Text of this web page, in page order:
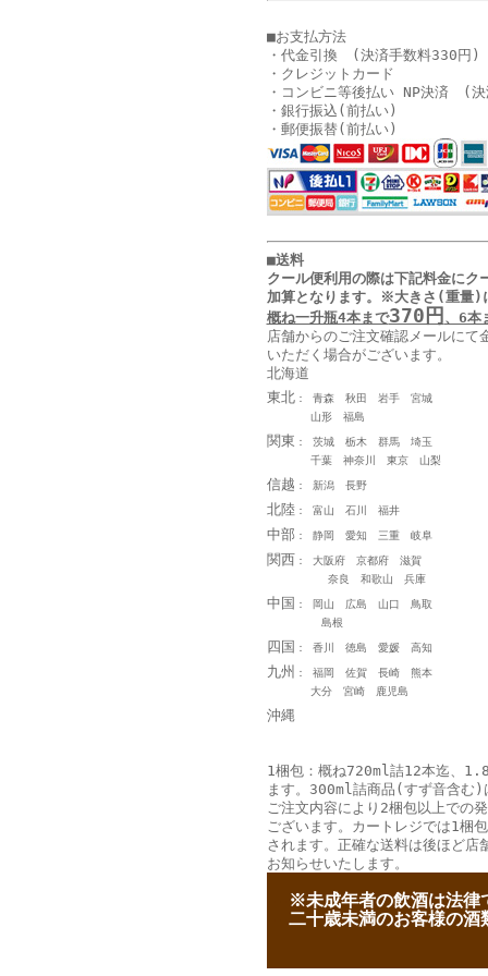
■お支払方法
・代金引換 (決済手数料330円)
・クレジットカード
・コンビニ等後払い NP決済 (
・銀行振込(前払い)
・郵便振替(前払い)
■送料
クール便利用の際は下記料金にク
加算となります。
※大きさ(重量)
概ね一升瓶4本まで370円、6本
店舗からのご注文確認メールにて
いただく場合がございます。
北海道
東北： 青森 秋田 岩手 宮城
山形 福島
関東 ： 茨城 栃木 群馬 埼玉
千葉 神奈川 東京 山梨
信越 ： 新潟 長野
北陸： 富山 石川 福井
中部： 静岡 愛知 三重 岐阜
関西 ： 大阪府 京都府 滋賀
奈良 和歌山 兵庫
中国 ： 岡山 広島 山口 鳥取
島根
四国 ： 香川 徳島 愛媛 高知
九州 ： 福岡 佐賀 長崎 熊本
大分 宮崎 鹿児島
沖縄
1梱包：概ね720ml詰12本迄、
ます。300ml詰商品(すず音含む)
ご注文内容により2梱包以上での
ございます。カートレジでは1梱
されます。正確な送料は後ほど店
お知らせいたします。
※未成年者の飲酒は法律
二十歳未満のお客様の酒